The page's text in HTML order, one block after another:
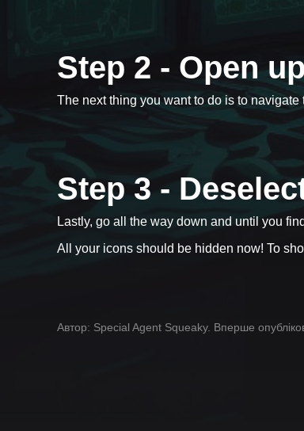
Step 2 - Open
The next thing you want to do is to
Step 3 -
Lastly, go all the way down and until you
All your icons should be hidden now! To
Автор: Special Agent Squeaky. Вперше